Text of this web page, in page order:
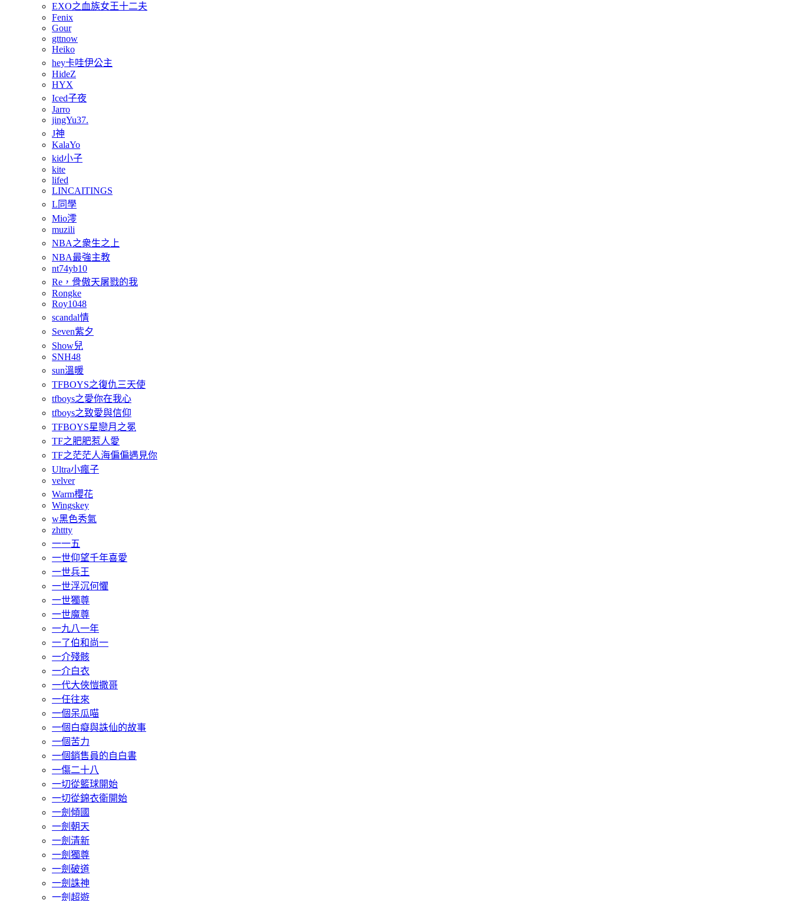
EXO之血族女王十二夫
Fenix
Gour
gttnow
Heiko
hey卡哇伊公主
HideZ
HYX
Iced子夜
Jarro
jingYu37.
J神
KalaYo
kid小子
kite
lifed
LINCAITINGS
L同學
Mio澪
muzili
NBA之衆生之上
NBA最強主教
nt74yb10
Re，骨傲天屠戮的我
Rongke
Roy1048
scandal情
Seven紫夕
Show兒
SNH48
sun溫暖
TFBOYS之復仇三天使
tfboys之愛你在我心
tfboys之致愛與信仰
TFBOYS星戀月之冕
TF之肥肥惹人愛
TF之茫茫人海偏偏遇見你
Ultra小瘋子
velver
Warm櫻花
Wingskey
w黑色秀氣
zhttty
一一五
一世仰望千年喜愛
一世兵王
一世浮沉何懼
一世獨尊
一世魔尊
一九八一年
一了伯和尚一
一介殘骸
一介白衣
一代大俠愷撒哥
一任往來
一個呆瓜喵
一個白癡與誅仙的故事
一個苦力
一個銷售員的自白書
一傷二十八
一切從籃球開始
一切從錦衣衛開始
一劍傾國
一劍朝天
一劍清新
一劍獨尊
一劍破道
一劍誅神
一劍超遊